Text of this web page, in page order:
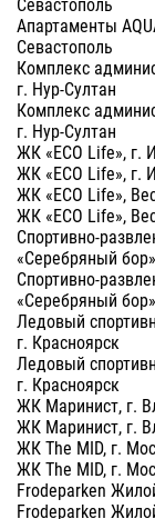
Апартаменты
Севастополь
Комплекс
г. Нур-Султан
Комплекс
г. Нур-Султан
ЖК «ECO Life», г.
ЖК «ECO Life», г.
ЖК «ECO Life»,
ЖК «ECO Life»,
Спортивно-
«Серебряный бор»
Спортивно-
«Серебряный бор»
Ледовый
г. Красноярск
Ледовый
г. Красноярск
ЖК Маринист, г.
ЖК Маринист, г.
ЖК The MID, г.
ЖК The MID, г.
Frodeparken
Frodeparken